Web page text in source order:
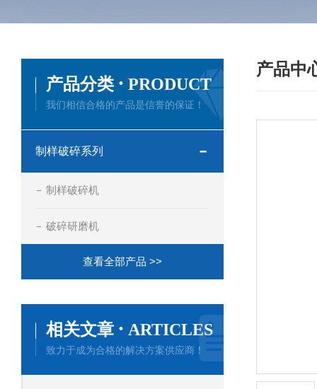
产品中
产品分类 · PRODUCT
我们相信合格的产品是信誉的保证！
制样破碎系列
制样破碎机
破碎研磨机
查看全部产品 >>
相关文章 · ARTICLES
致力于成为合格的解决方案供应商！